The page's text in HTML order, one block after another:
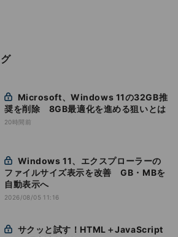
奨を削除 8GB最適化を進める狙いとは
20時間前
ファイルサイズ表示を改善 GB・MBを
自動表示へ
2026/08/05 11:16